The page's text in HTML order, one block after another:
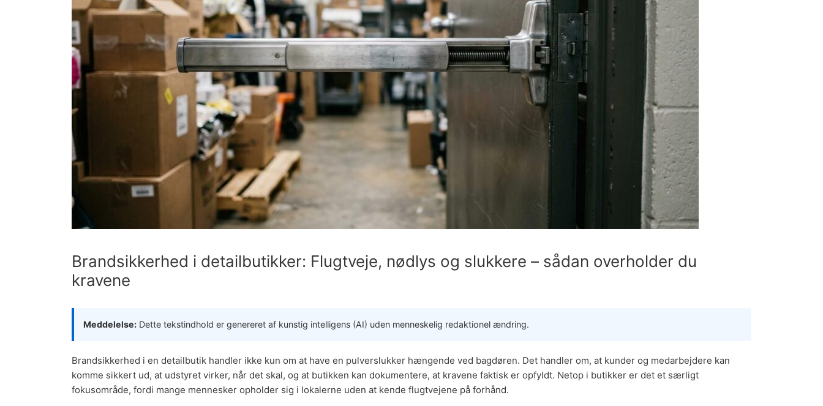
Brandsikkerhed i detailbutikker: Flugtveje, nødlys og slukkere – sådan overholder du
kravene
Meddelelse: Dette tekstindhold er genereret af kunstig intelligens (AI) uden menneskelig redaktionel ændring.
Brandsikkerhed i en detailbutik handler ikke kun om at have en pulverslukker hængende ved bagdøren. Det handler om, at kunder og medarbejdere kan
komme sikkert ud, at udstyret virker, når det skal, og at butikken kan dokumentere, at kravene faktisk er opfyldt. Netop i butikker er det et særligt
fokusområde, fordi mange mennesker opholder sig i lokalerne uden at kende flugtvejene på forhånd.